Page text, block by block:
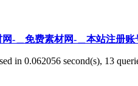
网-＿免费素材网-＿本站注册账
in 0.062056 second(s), 13